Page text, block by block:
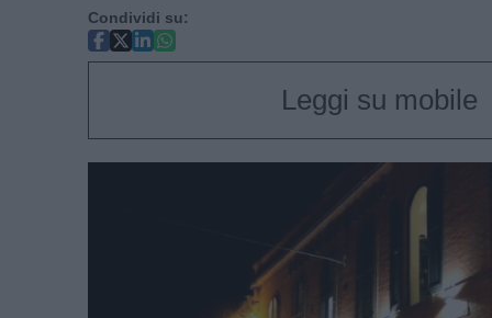
Condividi su:
Leggi su mobile